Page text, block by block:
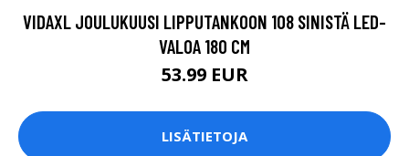
VIDAXL JOULUKUUSI LIPPUTANKOON 108 SINISTÄ LED-
VALOA 180 CM
53.99 EUR
LISÄTIETOJA